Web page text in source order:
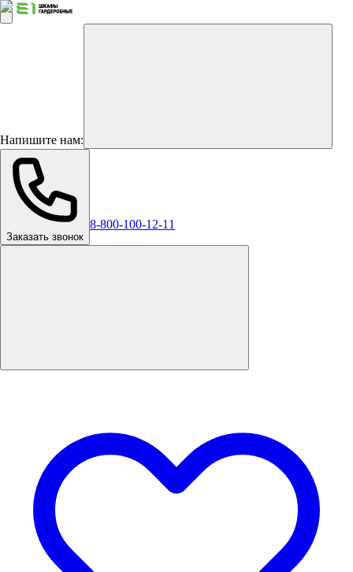
Напишите нам:
Заказать звонок
8-800-100-12-11